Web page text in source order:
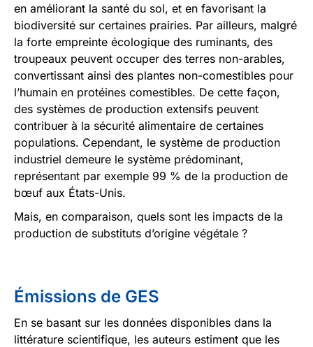
en améliorant la santé du sol, et en favorisant la
biodiversité sur certaines prairies. Par ailleurs, malgré
la forte empreinte écologique des ruminants, des
troupeaux peuvent occuper des terres non-arables,
convertissant ainsi des plantes non-comestibles pour
l’humain en protéines comestibles. De cette façon,
des systèmes de production extensifs peuvent
contribuer à la sécurité alimentaire de certaines
populations. Cependant, le système de production
industriel demeure le système prédominant,
représentant par exemple 99 % de la production de
bœuf aux États-Unis.
Mais, en comparaison, quels sont les impacts de la
production de substituts d’origine végétale ?
Émissions de GES
En se basant sur les données disponibles dans la
littérature scientifique, les auteurs estiment que les